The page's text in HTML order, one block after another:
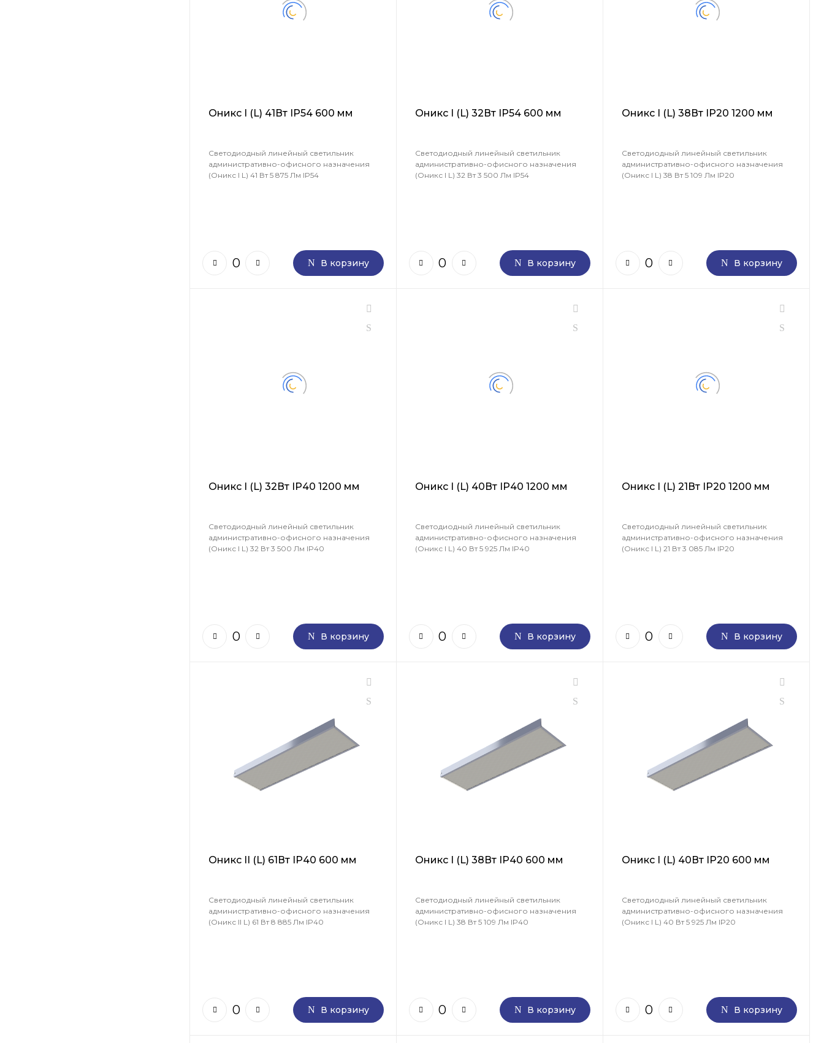
Оникс I (L) 41Вт IP54 600 мм
Светодиодный линейный светильник
административно-офисного назначения
(Оникс I L) 41 Вт 5 875 Лм IP54
В корзину
Оникс I (L) 32Вт IP54 600 мм
Светодиодный линейный светильник
административно-офисного назначения
(Оникс I L) 32 Вт 3 500 Лм IP54
В корзину
Оникс I (L) 38Вт IP20 1200 мм
Светодиодный линейный светильник
административно-офисного назначения
(Оникс I L) 38 Вт 5 109 Лм IP20
В корзину
Оникс I (L) 32Вт IP40 1200 мм
Светодиодный линейный светильник
административно-офисного назначения
(Оникс I L) 32 Вт 3 500 Лм IP40
В корзину
Оникс I (L) 40Вт IP40 1200 мм
Светодиодный линейный светильник
административно-офисного назначения
(Оникс I L) 40 Вт 5 925 Лм IP40
В корзину
Оникс I (L) 21Вт IP20 1200 мм
Светодиодный линейный светильник
административно-офисного назначения
(Оникс I L) 21 Вт 3 085 Лм IP20
В корзину
Оникс II (L) 61Вт IP40 600 мм
Светодиодный линейный светильник
административно-офисного назначения
(Оникс II L) 61 Вт 8 885 Лм IP40
В корзину
Оникс I (L) 38Вт IP40 600 мм
Светодиодный линейный светильник
административно-офисного назначения
(Оникс I L) 38 Вт 5 109 Лм IP40
В корзину
Оникс I (L) 40Вт IP20 600 мм
Светодиодный линейный светильник
административно-офисного назначения
(Оникс I L) 40 Вт 5 925 Лм IP20
В корзину